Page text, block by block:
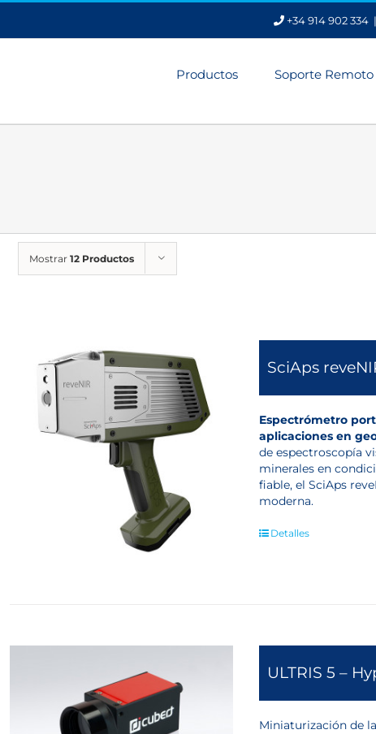
+34 914 902 334 |
Productos Soporte Remoto
Mostrar 12 Productos
SciAps
Espectrómetro
aplicaciones en
de espectroscopía
minerales en
fiable, el SciAps
moderna.
Detalles
ULTRIS 5 –
Miniaturización de